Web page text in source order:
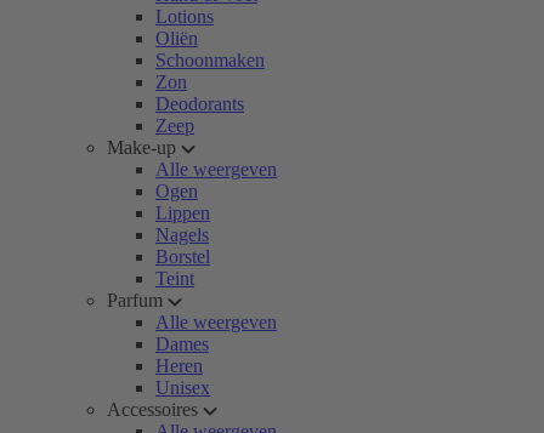
Lotions
Oliën
Schoonmaken
Zon
Deodorants
Zeep
Make-up
Alle weergeven
Ogen
Lippen
Nagels
Borstel
Teint
Parfum
Alle weergeven
Dames
Heren
Unisex
Accessoires